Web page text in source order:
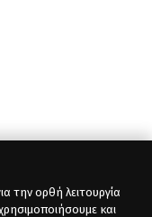
την ορθή λειτουργία
και